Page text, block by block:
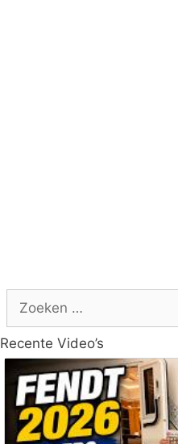
naar:
Recente Video’s